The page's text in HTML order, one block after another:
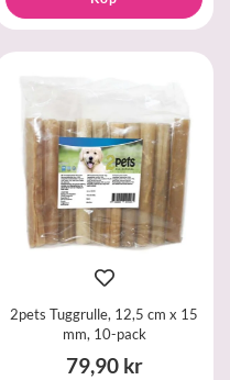
2pets Tuggrulle, 12,5 cm x 15
mm, 10-pack
79,90 kr